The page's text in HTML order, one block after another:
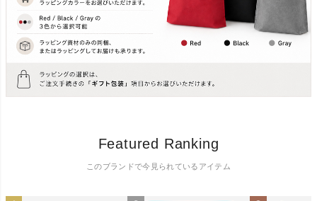
Featured Ranking
このブランドで今見られているアイテム